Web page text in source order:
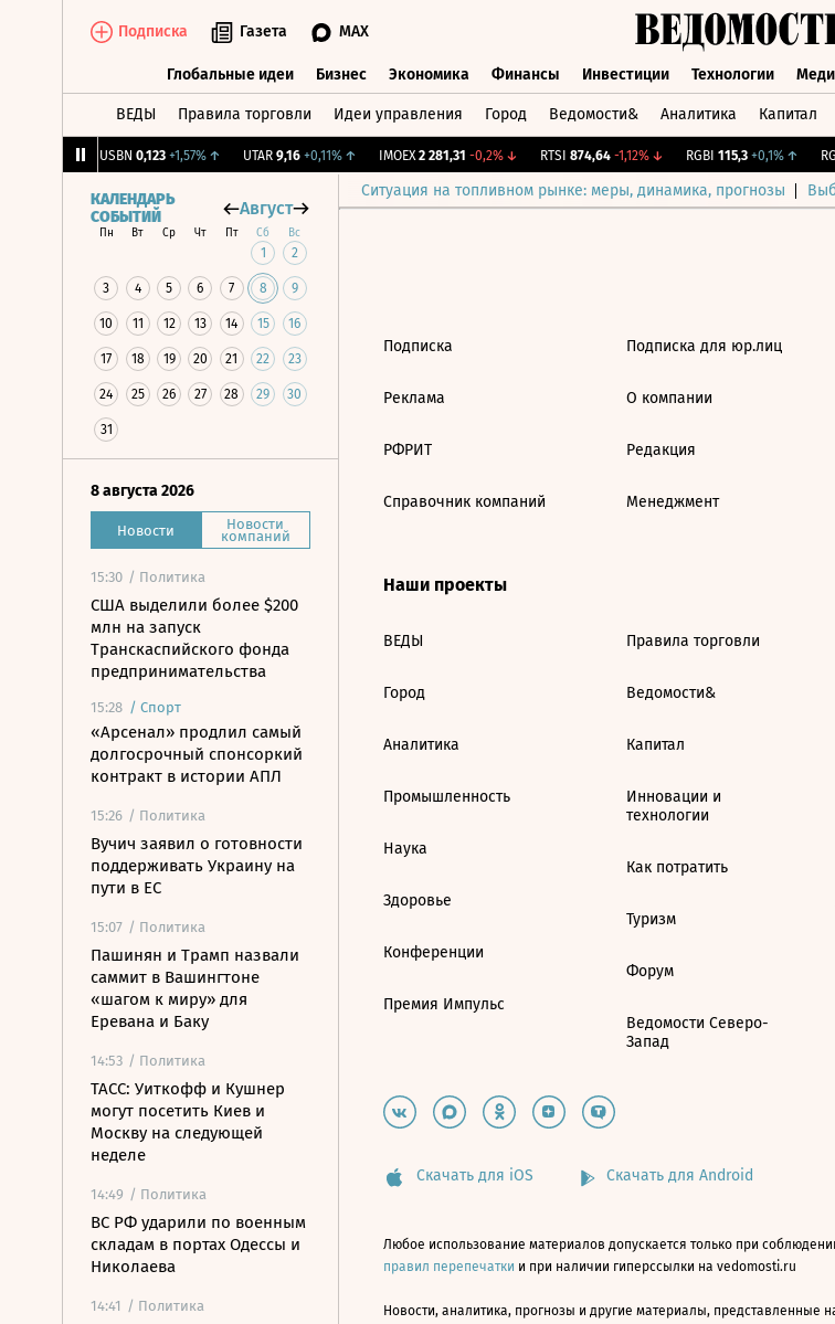
Подписка Газета MAX
Глобальные идеи Бизнес Экономика Финансы Инвестиции Технологии
ВЕДЫ Правила торговли Идеи управления Город Ведомости& Аналитика Капитал
USBN 0,123 +1,57%↑ UTAR 9,16 +0,11%↑ IMOEX 2 281,31 -0,2%↓ RTSI 874,64 -1,12%↓ RGBI 115,3 +0,1%↑
Ситуация на топливном рынке: меры, динамика, прогнозы
КАЛЕНДАРЬ
СОБЫТИЙ
Август
Пн Вт Ср Чт Пт Сб Вс
1 2
3 4 5 6 7 8 9
10 11 12 13 14 15 16
17 18 19 20 21 22 23
24 25 26 27 28 29 30
31
8 августа 2026
Новости Новости
компаний
15:30 / Политика
США выделили более $200
млн на запуск
Транскаспийского фонда
предпринимательства
15:28 / Спорт
«Арсенал» продлил самый
долгосрочный спонсоркий
контракт в истории АПЛ
15:26 / Политика
Вучич заявил о готовности
поддерживать Украину на
пути в ЕС
15:07 / Политика
Пашинян и Трамп назвали
саммит в Вашингтоне
«шагом к миру» для
Еревана и Баку
14:53 / Политика
ТАСС: Уиткофф и Кушнер
могут посетить Киев и
Москву на следующей
неделе
14:49 / Политика
ВС РФ ударили по военным
складам в портах Одессы и
Николаева
14:41 / Политика
Подписка
Реклама
РФРИТ
Справочник компаний
Подписка для юр.лиц
О компании
Редакция
Менеджмент
Наши проекты
ВЕДЫ
Город
Аналитика
Промышленность
Наука
Здоровье
Конференции
Премия Импульс
Правила торговли
Ведомости&
Капитал
Инновации и
технологии
Как потратить
Туризм
Форум
Ведомости Северо-
Запад
Скачать для iOS Скачать для Android
Любое использование материалов допускается только при
правил перепечатки и при наличии гиперссылки на vedomosti.ru
Новости, аналитика, прогнозы и другие материалы, представленные